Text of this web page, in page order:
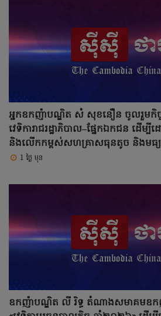
អ្នកឧកញ៉ាបណ្ឌិត សំ សុខនឿន ចូលរួមកិច្ច
វេទិការាជរដ្ឋាភិបាល–ផ្នែកឯកជន ដើ
និងលើកកម្ពស់សហគ្រាសធុនតូច និងមធ្យ
1 ថ្ងៃ មុន
ឧកញ៉ាបណ្ឌិត លី រិទ្ធ តំណាងសមាគមឧក